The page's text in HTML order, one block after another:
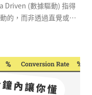
Driven (數據驅動) 指得
的，而非透過直覺或者